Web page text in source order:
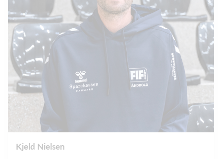
Kjeld Nielsen